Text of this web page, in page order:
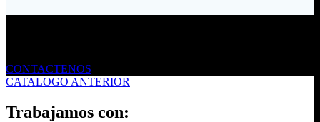
CONTACTENOS
CATALOGO ANTERIOR
Trabajamos con: